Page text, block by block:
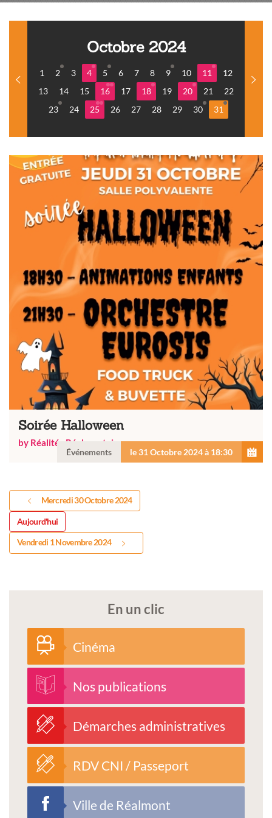
Octobre 2024
1 2 3 4 5 6 7 8 9 10 11
12
13
14 15 16 17 18 19 20 21
22
23
24 25 26 27 28 29 30 31
Soirée Halloween
by Réalités Réalmontaises
Événements le 31 Octobre 2024 à 18:30
Mercredi 30 Octobre 2024
Aujourd'hui
Vendredi 1 Novembre 2024
En un clic
Cinéma
Nos publications
Démarches administratives
RDV CNI / Passeport
Ville de Réalmont